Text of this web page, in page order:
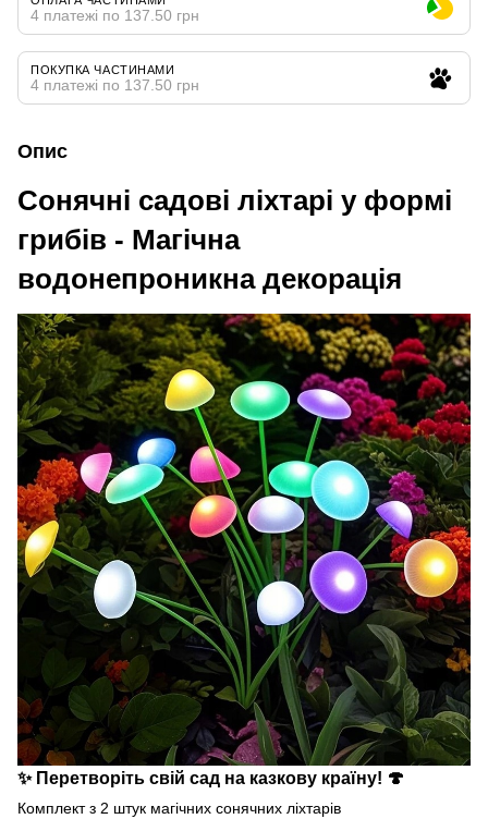
4 платежі по 137.50 грн
ПОКУПКА ЧАСТИНАМИ
4 платежі по 137.50 грн
Опис
Сонячні садові ліхтарі у формі
грибів - Магічна
водонепроникна декорація
✨Перетворіть свій сад на казкову країну! 🍄
Комплект з 2 штук магічних сонячних ліхтарів